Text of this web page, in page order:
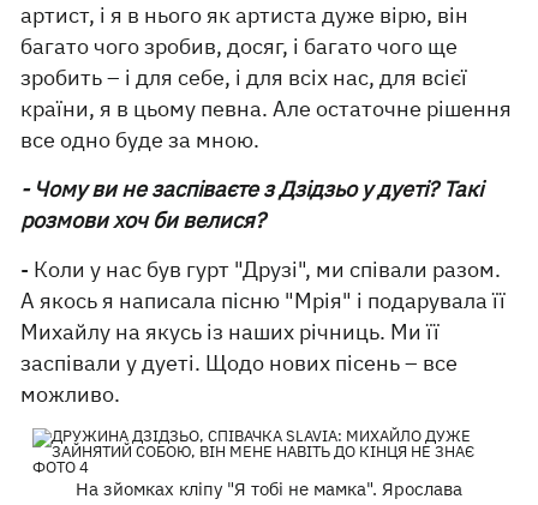
артист, і я в нього як артиста дуже вірю, він
багато чого зробив, досяг, і багато чого ще
зробить – і для себе, і для всіх нас, для всієї
країни, я в цьому певна. Але остаточне рішення
все одно буде за мною.
- Чому ви не заспіваєте з Дзідзьо у дуеті? Такі
розмови хоч би велися?
- Коли у нас був гурт "Друзі", ми співали разом.
А якось я написала пісню "Мрія" і подарувала її
Михайлу на якусь із наших річниць. Ми її
заспівали у дуеті. Щодо нових пісень – все
можливо.
На зйомках кліпу "Я тобі не мамка". Ярослава